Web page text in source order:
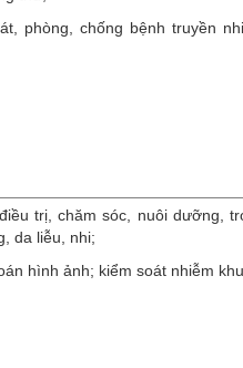
phòng, chống bệnh truyền
trị, chăm sóc, nuôi dưỡng,
da liễu, nhi;
hình ảnh; kiểm soát nhiễm